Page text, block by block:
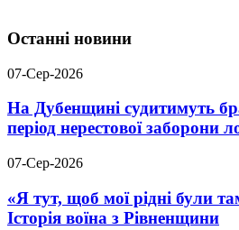
Останні новини
07-Сер-2026
На Дубенщині судитимуть
період нерестової заборони
07-Сер-2026
«Я тут, щоб мої рідні були
Історія воїна з Рівненщини